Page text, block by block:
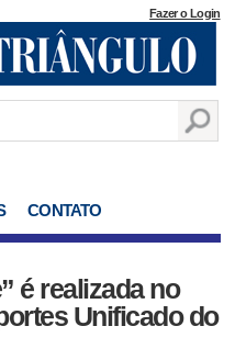
Fazer o Login
CONTATO
é realizada no
Unificado do